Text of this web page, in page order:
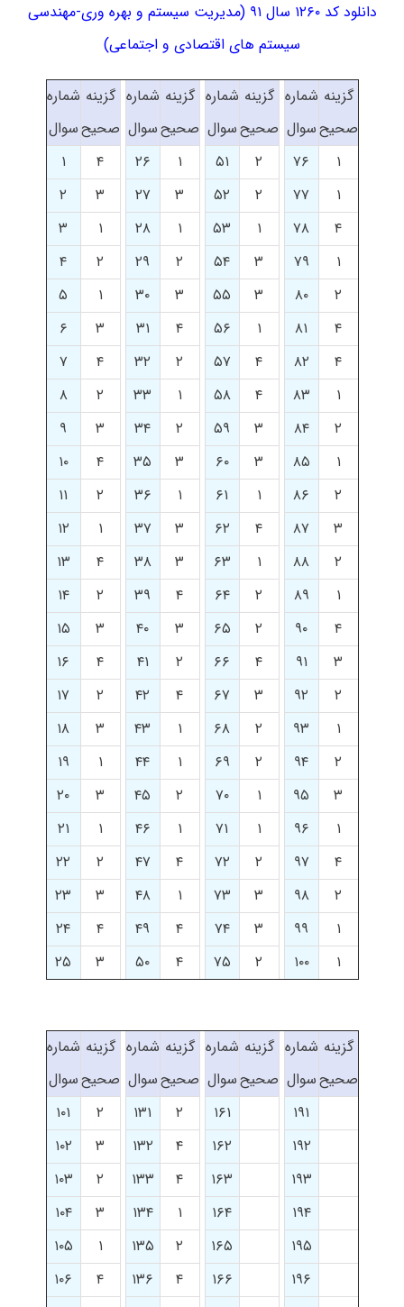
دانلود کد ۱۲۶۰ سال ۹۱ (مدیریت سیستم و بهره وری-مهندسی
سیستم های اقتصادی و اجتماعی)
گزینه
صحیح
شماره
سوال
گزینه
صحیح
شماره
سوال
گزینه
صحیح
شماره
سوال
گزینه
صحیح
شماره
سوال
۱
۷۶ ۲ ۵۱ ۱ ۲۶ ۴
۱
۱
۷۷ ۲ ۵۲ ۳ ۲۷ ۳
۲
۴
۷۸ ۱ ۵۳ ۱ ۲۸ ۱
۳
۱
۷۹ ۳ ۵۴ ۲ ۲۹ ۲
۴
۲
۸۰ ۳ ۵۵ ۳ ۳۰ ۱
۵
۴
۸۱ ۱ ۵۶ ۴ ۳۱ ۳
۶
۴
۸۲ ۴ ۵۷ ۲ ۳۲ ۴
۷
۱
۸۳ ۴ ۵۸ ۱ ۳۳ ۲
۸
۲
۸۴ ۳ ۵۹ ۲ ۳۴ ۳
۹
۱
۸۵ ۳ ۶۰ ۳ ۳۵ ۴
۱۰
۲
۸۶ ۱ ۶۱ ۱ ۳۶ ۲
۱۱
۳
۸۷ ۴ ۶۲ ۳ ۳۷ ۱
۱۲
۲
۸۸ ۱ ۶۳ ۳ ۳۸ ۴
۱۳
۱
۸۹ ۲ ۶۴ ۴ ۳۹ ۲
۱۴
۴
۹۰ ۲ ۶۵ ۳ ۴۰ ۳
۱۵
۳
۹۱ ۴ ۶۶ ۲ ۴۱ ۴
۱۶
۲
۹۲ ۳ ۶۷ ۴ ۴۲ ۲
۱۷
۱
۹۳ ۲ ۶۸ ۱ ۴۳ ۳
۱۸
۲
۹۴ ۲ ۶۹ ۱ ۴۴ ۱
۱۹
۳
۹۵ ۱ ۷۰ ۲ ۴۵ ۳
۲۰
۱
۹۶ ۱ ۷۱ ۱ ۴۶ ۱
۲۱
۴
۹۷ ۲ ۷۲ ۴ ۴۷ ۲
۲۲
۲
۹۸ ۳ ۷۳ ۱ ۴۸ ۳
۲۳
۱
۹۹ ۳ ۷۴ ۴ ۴۹ ۴
۲۴
۱
۱۰۰ ۲ ۷۵ ۴ ۵۰ ۳ ۲۵
گزینه
صحیح
شماره
سوال
گزینه
صحیح
شماره
سوال
گزینه
صحیح
شماره
سوال
گزینه
صحیح
شماره
سوال
۱۹۱
۱۶۱ ۲ ۱۳۱ ۲
۱۰۱
۱۹۲
۱۶۲ ۴ ۱۳۲ ۳
۱۰۲
۱۹۳
۱۶۳ ۴ ۱۳۳ ۲
۱۰۳
۱۹۴
۱۶۴ ۱ ۱۳۴ ۳
۱۰۴
۱۹۵
۱۶۵ ۲ ۱۳۵ ۱
۱۰۵
۱۹۶
۱۶۶ ۴ ۱۳۶ ۴
۱۰۶